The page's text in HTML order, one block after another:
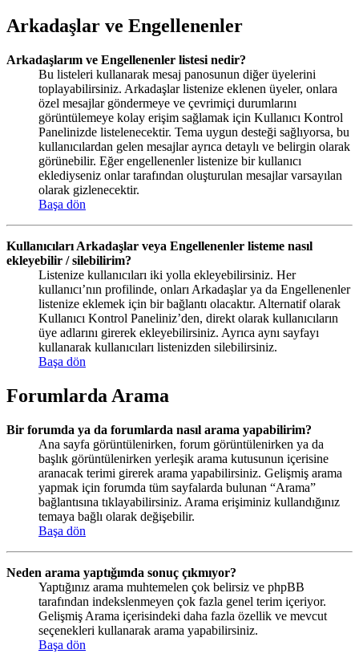
Arkadaşlar ve Engellenenler
Arkadaşlarım ve Engellenenler listesi nedir?
Bu listeleri kullanarak mesaj panosunun diğer üyelerini
toplayabilirsiniz. Arkadaşlar listenize eklenen üyeler, onlara
özel mesajlar göndermeye ve çevrimiçi durumlarını
görüntülemeye kolay erişim sağlamak için Kullanıcı Kontrol
Panelinizde listelenecektir. Tema uygun desteği sağlıyorsa, bu
kullanıcılardan gelen mesajlar ayrıca detaylı ve belirgin olarak
görünebilir. Eğer engellenenler listenize bir kullanıcı
eklediyseniz onlar tarafından oluşturulan mesajlar varsayılan
olarak gizlenecektir.
Başa dön
Kullanıcıları Arkadaşlar veya Engellenenler listeme nasıl
ekleyebilir / silebilirim?
Listenize kullanıcıları iki yolla ekleyebilirsiniz. Her
kullanıcı’nın profilinde, onları Arkadaşlar ya da Engellenenler
listenize eklemek için bir bağlantı olacaktır. Alternatif olarak
Kullanıcı Kontrol Paneliniz’den, direkt olarak kullanıcıların
üye adlarını girerek ekleyebilirsiniz. Ayrıca aynı sayfayı
kullanarak kullanıcıları listenizden silebilirsiniz.
Başa dön
Forumlarda Arama
Bir forumda ya da forumlarda nasıl arama yapabilirim?
Ana sayfa görüntülenirken, forum görüntülenirken ya da
başlık görüntülenirken yerleşik arama kutusunun içerisine
aranacak terimi girerek arama yapabilirsiniz. Gelişmiş arama
yapmak için forumda tüm sayfalarda bulunan “Arama”
bağlantısına tıklayabilirsiniz. Arama erişiminiz kullandığınız
temaya bağlı olarak değişebilir.
Başa dön
Neden arama yaptığımda sonuç çıkmıyor?
Yaptığınız arama muhtemelen çok belirsiz ve phpBB
tarafından indekslenmeyen çok fazla genel terim içeriyor.
Gelişmiş Arama içerisindeki daha fazla özellik ve mevcut
seçenekleri kullanarak arama yapabilirsiniz.
Başa dön